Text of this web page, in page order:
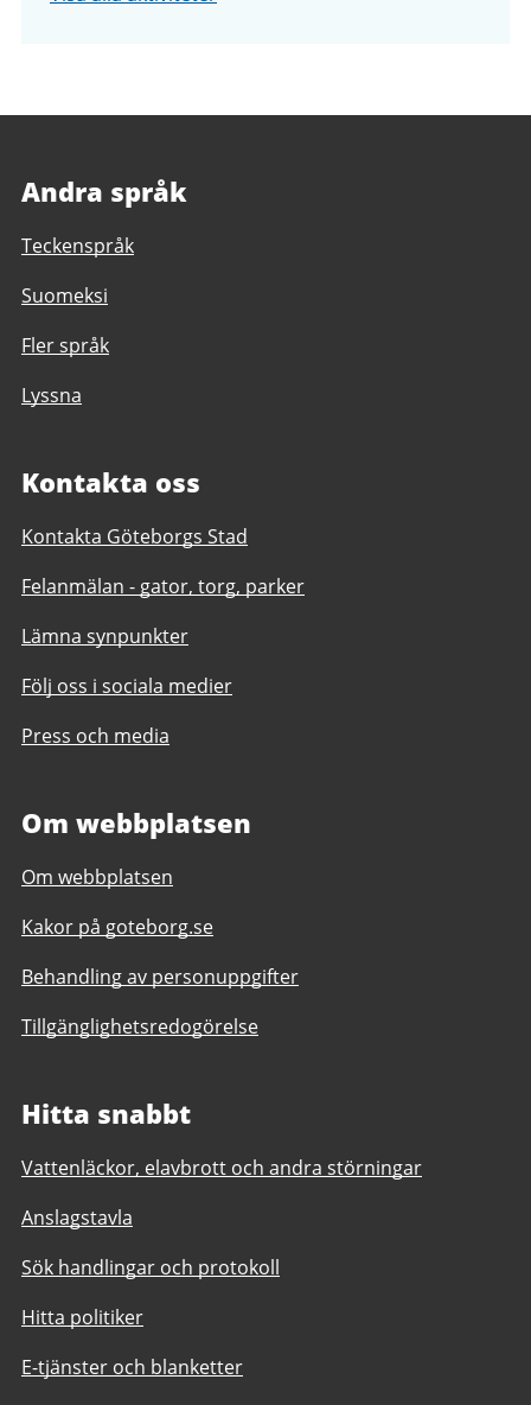
Andra språk
Teckenspråk
Suomeksi
Fler språk
Lyssna
Kontakta oss
Kontakta Göteborgs Stad
Felanmälan - gator, torg, parker
Lämna synpunkter
Följ oss i sociala medier
Press och media
Om webbplatsen
Om webbplatsen
Kakor på goteborg.se
Behandling av personuppgifter
Tillgänglighetsredogörelse
Hitta snabbt
Vattenläckor, elavbrott och andra störningar
Anslagstavla
Sök handlingar och protokoll
Hitta politiker
E-tjänster och blanketter